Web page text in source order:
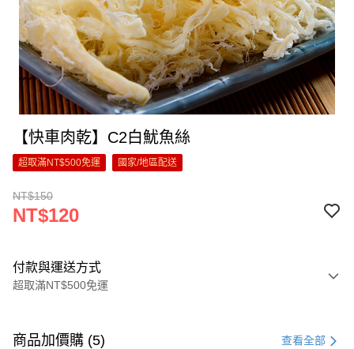
【快車肉乾】C2白魷魚絲
超取滿NT$500免運 國家/地區配送
NT$150
NT$120
付款與運送方式
超取滿NT$500免運
信用卡一次付款
商品加價購 (5) 查看全部